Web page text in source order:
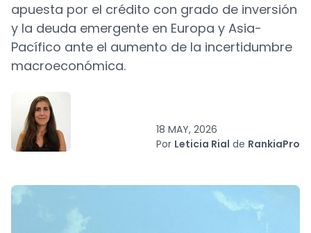
apuesta por el crédito con grado de inversión
y la deuda emergente en Europa y Asia-
Pacífico ante el aumento de la incertidumbre
macroeconómica.
18 MAY, 2026
Por Leticia Rial de RankiaPro